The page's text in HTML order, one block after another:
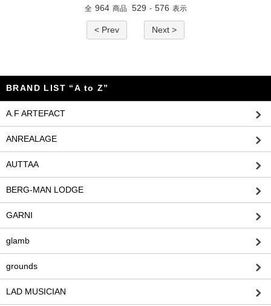
全 964 商品 529 - 576 表示
< Prev Next >
BRAND LIST “A to Z”
A.F ARTEFACT
ANREALAGE
AUTTAA
BERG-MAN LODGE
GARNI
glamb
grounds
LAD MUSICIAN